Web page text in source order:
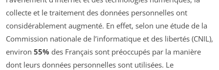
collecte et le traitement des données personnelles ont
considérablement augmenté. En effet, selon une étude de la
Commission nationale de l’informatique et des libertés (CNIL),
environ 55% des Français sont préoccupés par la manière
dont leurs données personnelles sont utilisées. Le